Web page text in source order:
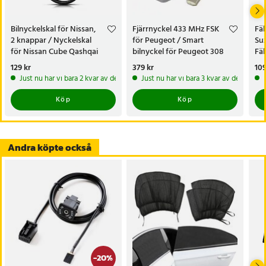
- Kompatibilitet: Nissan Altima 2005–2006, Nissan Maxima 2004–
2006, Nissan 350Z 2004–2008 och Nissan Armada 2005–2009
Artikelnummer:130980
Bilnyckelskal för Nissan,
2 knappar / Nyckelskal
för Nissan Cube Qashqai
Juke Navara X-Trail
Pris:129 kr
129 kr
Just nu har vi bara 2 kvar av denna produkt
Köp
Fjärrnyckel 433 MHz FSK
för Peugeot / Smart
bilnyckel för Peugeot 308
408 508 5008
Pris:379 kr
379 kr
Just nu har vi bara 3 kvar av denna
Köp
Andra köpte också
-20%